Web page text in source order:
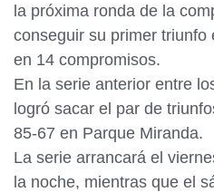
la próxima ronda de la
conseguir su primer
en 14 compromisos.
En la serie anterior entre
logró sacar el par de
85-67 en Parque Miranda.
La serie arrancará el
la noche, mientras que el